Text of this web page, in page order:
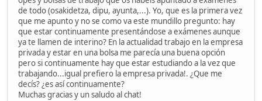
de todo (osakidetza, dipu, ayunta,...). Yo, que es la primera vez
que me apunto y no se como va este mundillo pregunto: hay
que estar continuamente presentándose a exámenes aunque
ya te llamen de interino? En la actualidad trabajo en la empresa
privada y estar en una bolsa me parecía una buena opción
pero si continuamente hay que estar estudiando a la vez que
trabajando...igual prefiero la empresa privada!. ¿Que me
decís? ¿es así continuamente?
Muchas gracias y un saludo al chat!